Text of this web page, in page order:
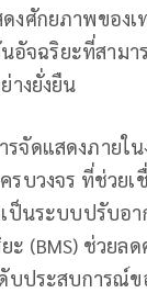
งศักยภาพของ
อัจฉริยะที่สาม
างยั่งยืน
จัดแสดงภายใ
รบวงจร ที่ช่วย
ป็นระบบปรับอ
ะ (BMS) ช่วย
บประสบการณ์